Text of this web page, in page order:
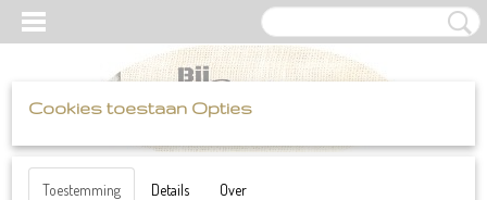
Inloggen Registreren UW WINKELWAGEN
Cookies toestaan Opties
Toestemming Details Over